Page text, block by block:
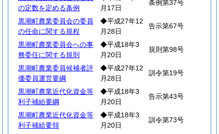
の定数を定める条例
月17日
条例第37号
黒潮町農業委員会の委員
の任命に関する規程
◆平成27年12
月28日
告示第67号
黒潮町農業委員会への事
務委任に関する規則
◆平成18年3
月20日
規則第98号
黒潮町農業委員候補者評
価委員運営要綱
◆平成27年12
月28日
訓令第19号
黒潮町農業近代化資金等
利子補給要綱
◆平成18年3
月20日
告示第43号
黒潮町農業近代化資金等
利子補給要領
◆平成18年3
月20日
訓令第73号